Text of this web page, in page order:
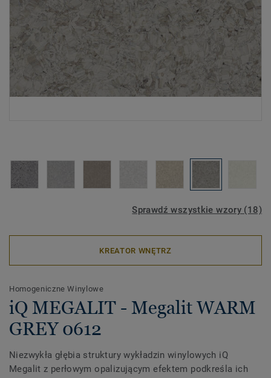
Sprawdź wszystkie wzory (18)
KREATOR WNĘTRZ
Homogeniczne Winylowe
iQ MEGALIT - Megalit WARM
GREY 0612
Niezwykła głębia struktury wykładzin winylowych iQ
Megalit z perłowym opalizującym efektem podkreśla ich